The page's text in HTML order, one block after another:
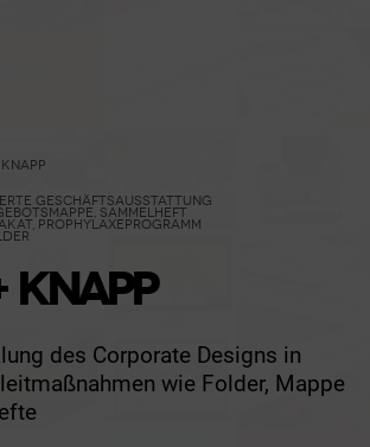
GESCHÄFTSAUSSTATTUNG
SAMMELHEFT
PROPHYLAXEPROGRAMM
KNAPP
des Corporate Designs in
wie Folder, Mappe